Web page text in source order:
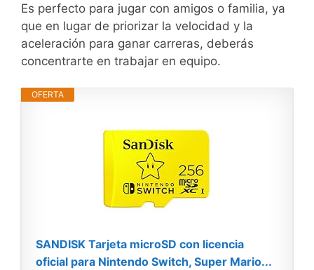
Es perfecto para jugar con amigos o familia, ya
que en lugar de priorizar la velocidad y la
aceleración para ganar carreras, deberás
concentrarte en trabajar en equipo.
OFERTA
SANDISK Tarjeta microSD con licencia
oficial para Nintendo Switch, Super Mario...